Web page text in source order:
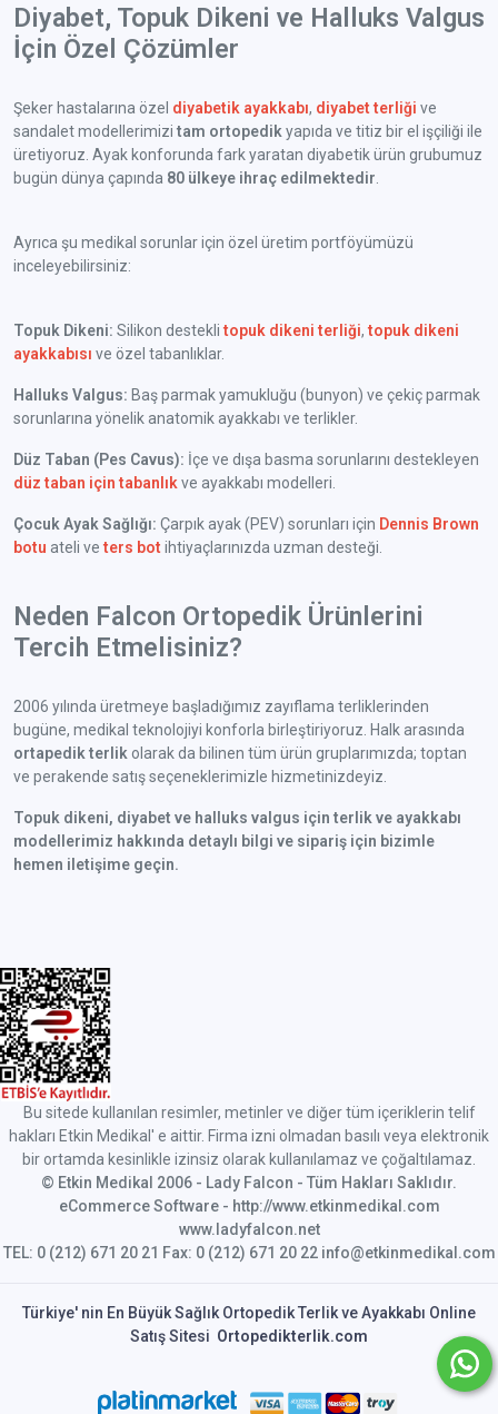
Diyabet, Topuk Dikeni ve Halluks Valgus
İçin Özel Çözümler
Şeker hastalarına özel diyabetik ayakkabı, diyabet terliği ve
sandalet modellerimizi tam ortopedik yapıda ve titiz bir el işçiliği ile
üretiyoruz. Ayak konforunda fark yaratan diyabetik ürün grubumuz
bugün dünya çapında 80 ülkeye ihraç edilmektedir
Ayrıca şu medikal sorunlar için özel üretim portföyümüzü
inceleyebilirsiniz:
Topuk Dikeni: Silikon desteklitopuk dikeni terliği,topuk dikeni
ayakkabısı ve özel tabanlıklar.
Halluks Valgus: Baş parmak yamukluğu (bunyon) ve çekiç parmak
sorunlarına yönelik anatomik ayakkabı ve terlikler.
Düz Taban (Pes Cavus): İçe ve dışa basma sorunlarını destekleyen
düz taban için tabanlık ve ayakkabı modelleri.
Çocuk Ayak Sağlığı: Çarpık ayak (PEV) sorunları için Dennis Brown
botu ateli veters bot ihtiyaçlarınızda uzman desteği.
Neden Falcon Ortopedik Ürünlerini
Tercih Etmelisiniz?
2006 yılında üretmeye başladığımız zayıflama terliklerinden
bugüne, medikal teknolojiyi konforla birleştiriyoruz. Halk arasında
ortapedik terlik olarak da bilinen tüm ürün gruplarımızda; toptan
ve perakende satış seçeneklerimizle hizmetinizdeyiz.
Topuk dikeni, diyabet ve halluks valgus için terlik ve ayakkabı
modellerimiz hakkında detaylı bilgi ve sipariş için bizimle
hemen iletişime geçin.
Bu sitede kullanılan resimler, metinler ve diğer tüm içeriklerin telif
hakları Etkin Medikal' e aittir. Firma izni olmadan basılı veya elektronik
bir ortamda kesinlikle izinsiz olarak kullanılamaz ve çoğaltılamaz.
© Etkin Medikal 2006 - Lady Falcon - Tüm Hakları Saklıdır.
eCommerce Software - http://www.etkinmedikal.com
www.ladyfalcon.net
TEL: 0 (212) 671 20 21 Fax: 0 (212) 671 20 22 info@etkinmedikal.com
Türkiye' nin En Büyük Sağlık Ortopedik Terlik ve Ayakkabı Online
Satış Sitesi Ortopedikterlik.com